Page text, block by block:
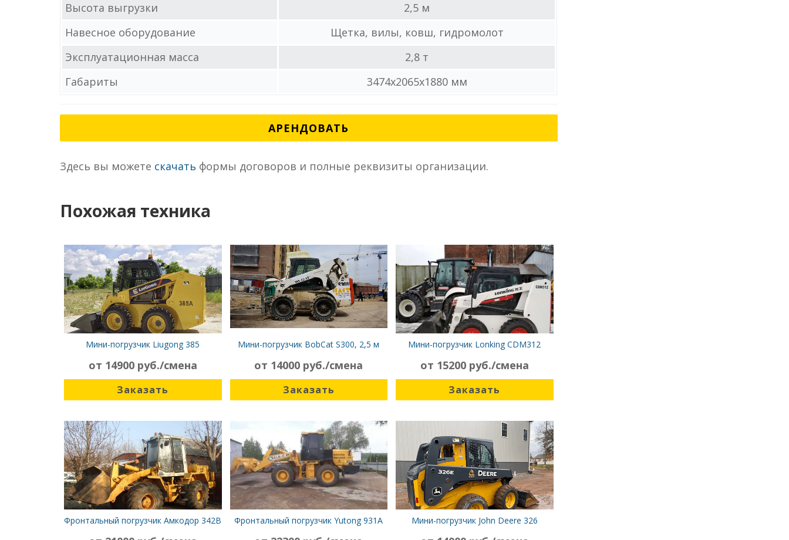
Высота выгрузки
2,5 м
Навесное оборудование
Щетка, вилы, ковш, гидромолот
Эксплуатационная масса
2,8 т
Габариты
3474х2065x1880 мм
АРЕНДОВАТЬ
Здесь вы можете скачать формы договоров и полные реквизиты организации.
Похожая техника
Мини-погрузчик Liugong 385
от 14900 руб./смена
Заказать
Мини-погрузчик BobCat S300, 2,5 м
от 14000 руб./смена
Заказать
Мини-погрузчик Lonking CDM312
от 15200 руб./смена
Заказать
Фронтальный погрузчик Амкодор 342В Фронтальный погрузчик Yutong 931A Мини-погрузчик John Deere 326